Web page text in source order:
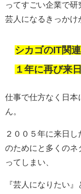
ってすごい企業で
芸人になるきっかけ
シカゴのIT関
１年に再び来
仕事で仕方なく日本
ん。
２００５年に来日
のためにと多くのネ
ってしまい、
『芸人になりたい